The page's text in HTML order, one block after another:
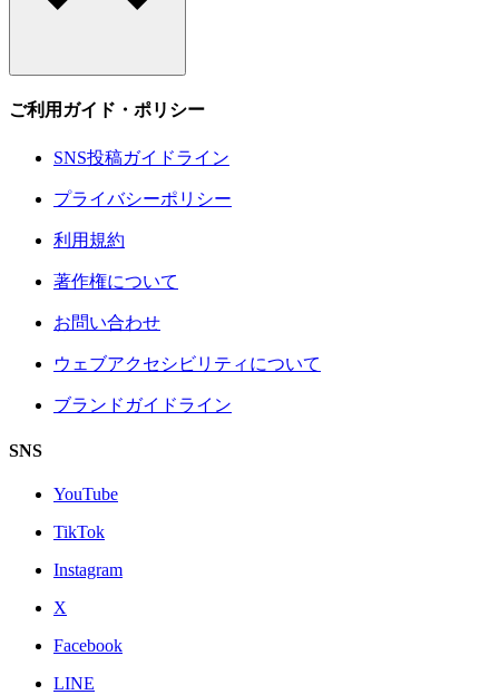
ご利用ガイド・ポリシー
SNS投稿ガイドライン
プライバシーポリシー
利用規約
著作権について
お問い合わせ
ウェブアクセシビリティについて
ブランドガイドライン
SNS
YouTube
TikTok
Instagram
X
Facebook
LINE